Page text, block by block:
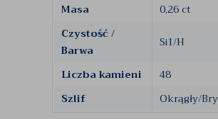
Masa
0,26 ct
Czystość /
Barwa
Si1/H
Liczba kamieni
48
Szlif
Okrągły/